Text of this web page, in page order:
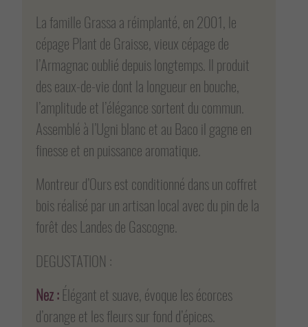
La famille Grassa a réimplanté, en 2001, le
cépage Plant de Graisse, vieux cépage de
l’Armagnac oublié depuis longtemps. Il produit
des eaux-de-vie dont la longueur en bouche,
l’amplitude et l’élégance sortent du commun.
Assemblé à l’Ugni blanc et au Baco il gagne en
finesse et en puissance aromatique.
Montreur d’Ours est conditionné dans un coffret
bois réalisé par un artisan local avec du pin de la
forêt des Landes de Gascogne.
DEGUSTATION :
Nez : Élégant et suave, évoque les écorces
d’orange et les fleurs sur fond d’épices.